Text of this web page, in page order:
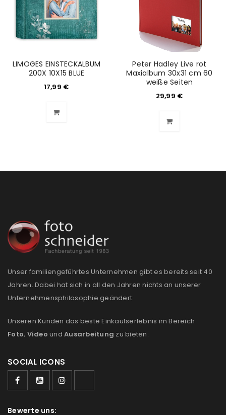
ANMELDEN
Passwort*
REGISTRIEREN
E-Mail-Adresse*
Ein Link zum Erstellen eines neuen Passworts wird an
NEWSLETTER ABONNIEREN
Please select all the ways you would like to hear from
us
Ich stimme zu
LIMOGES EINSTECKALBUM
200X 10X15 BLUE
17,99 €
Peter Hadley Live rot
Maxialbum 30x31 cm 60
weiße Seiten
29,99 €
Unser familiengeführtes Unternehmen gibt es bereits seit 40
Jahren. Dabei hat sich in all den Jahren nichts an unserer
Unternehmensphilosophie geändert:
Unseren Kunden das beste Einkaufserlebnis im Bereich
Foto, Video und Ausarbeitung zu bieten.
SOCIAL ICONS
Bewerte uns: